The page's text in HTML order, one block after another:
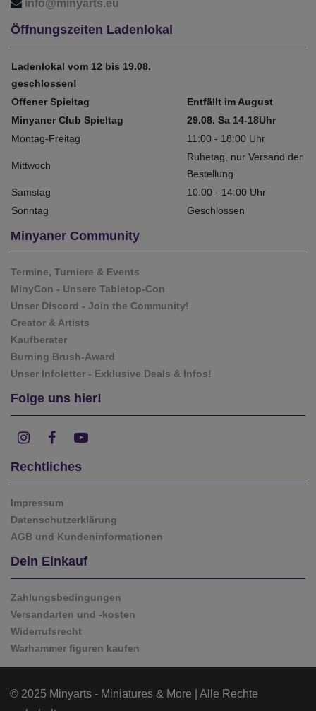
info@minyarts.eu
Öffnungszeiten Ladenlokal
Ladenlokal vom 12 bis 19.08.
geschlossen!
Offener Spieltag
Entfällt im August
Minyaner Club Spieltag
29.08. Sa 14-18Uhr
Montag-Freitag
11:00 - 18:00 Uhr
Mittwoch
Ruhetag, nur Versand der
Bestellung
Samstag
10:00 - 14:00 Uhr
Sonntag
Geschlossen
Minyaner Community
Termine, Turniere & Events
MinyCon - Unsere Tabletop-Con
Unser Discord - Join the Community!
Creator & Artists
Kaufberater
Burning Brush-Award
Unser Infoletter - Exklusive Deals & Infos!
Folge uns hier!
Rechtliches
Impressum
Datenschutzerklärung
AGB und Kundeninformationen
Dein Einkauf
Zahlungsbedingungen
Versandarten und -kosten
Widerrufsrecht
Warhammer figuren kaufen
© 2025 Minyarts - Miniatures & More | Alle Rechte